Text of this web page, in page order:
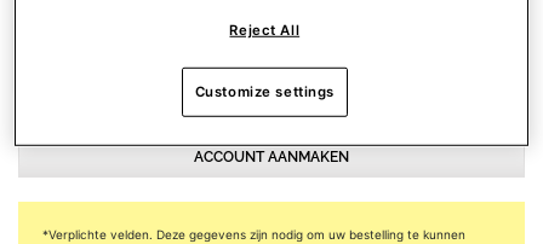
ACCOUNT AANMAKEN
*Verplichte velden. Deze gegevens zijn nodig om uw bestelling te kunnen
Reject All
Customize settings